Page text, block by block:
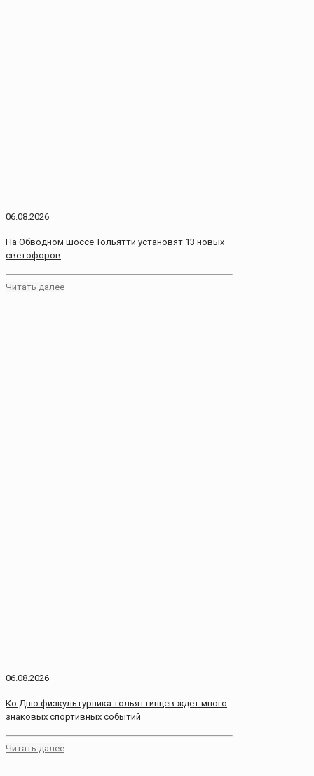
06.08.2026
На Обводном шоссе Тольятти установят 13 новых
светофоров
Читать далее
06.08.2026
Ко Дню физкультурника тольяттинцев ждет много
знаковых спортивных событий
Читать далее